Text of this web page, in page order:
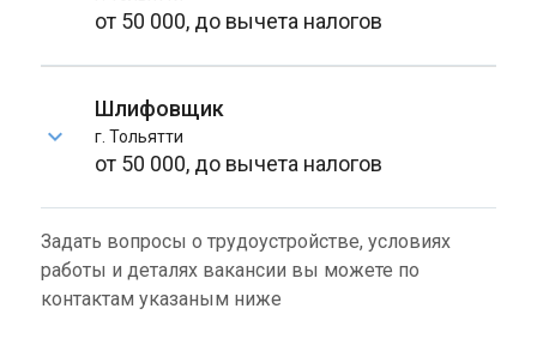
от 50 000, до вычета налогов
Шлифовщик
г. Тольятти
от 50 000, до вычета налогов
Задать вопросы о трудоустройстве, условиях
работы и деталях вакансии вы можете по
контактам указаным ниже